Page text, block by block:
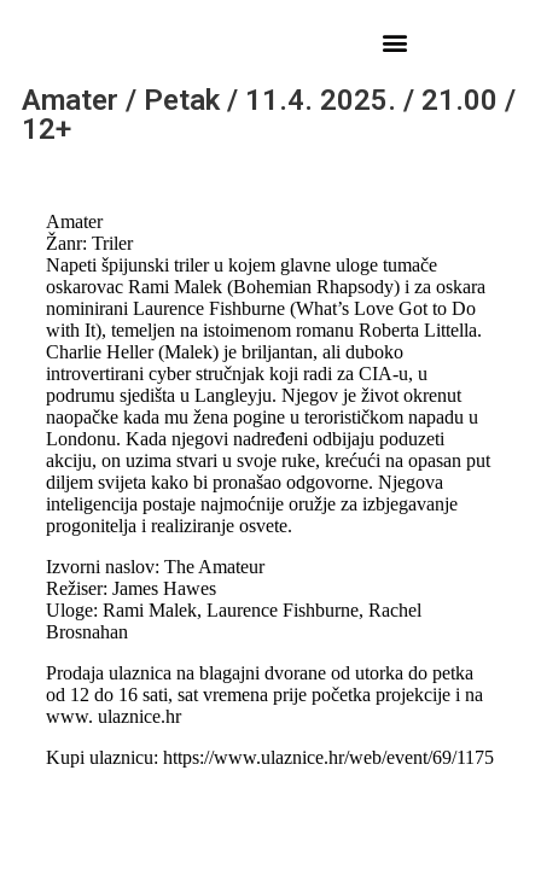
Amater / Petak / 11.4. 2025. / 21.00 /
12+
Amater
Žanr: Triler
Napeti špijunski triler u kojem glavne uloge tumače
oskarovac Rami Malek (Bohemian Rhapsody) i za oskara
nominirani Laurence Fishburne (What’s Love Got to Do
with It), temeljen na istoimenom romanu Roberta Littella.
Charlie Heller (Malek) je briljantan, ali duboko
introvertirani cyber stručnjak koji radi za CIA-u, u
podrumu sjedišta u Langleyju. Njegov je život okrenut
naopačke kada mu žena pogine u terorističkom napadu u
Londonu. Kada njegovi nadređeni odbijaju poduzeti
akciju, on uzima stvari u svoje ruke, krećući na opasan put
diljem svijeta kako bi pronašao odgovorne. Njegova
inteligencija postaje najmoćnije oružje za izbjegavanje
progonitelja i realiziranje osvete.
Izvorni naslov: The Amateur
Režiser: James Hawes
Uloge: Rami Malek, Laurence Fishburne, Rachel
Brosnahan
Prodaja ulaznica na blagajni dvorane od utorka do petka
od 12 do 16 sati, sat vremena prije početka projekcije i na
www. ulaznice.hr
Kupi ulaznicu: https://www.ulaznice.hr/web/event/69/1175